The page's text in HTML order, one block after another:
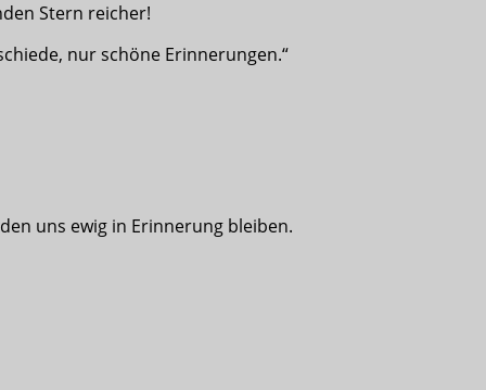
Stern reicher!
nur schöne Erinnerungen.“
uns ewig in Erinnerung bleiben.